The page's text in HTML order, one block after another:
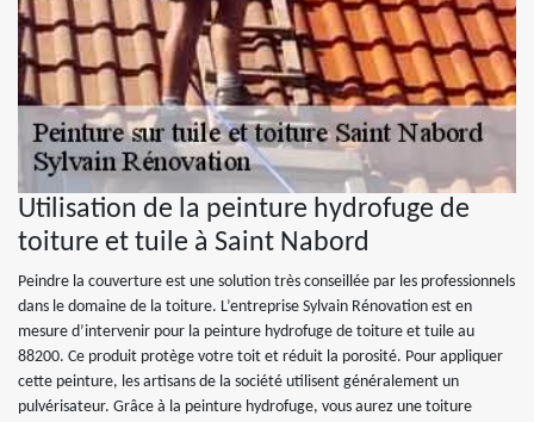
Utilisation de la peinture hydrofuge de
toiture et tuile à Saint Nabord
Peindre la couverture est une solution très conseillée par les professionnels
dans le domaine de la toiture. L’entreprise Sylvain Rénovation est en
mesure d’intervenir pour la peinture hydrofuge de toiture et tuile au
88200. Ce produit protège votre toit et réduit la porosité. Pour appliquer
cette peinture, les artisans de la société utilisent généralement un
pulvérisateur. Grâce à la peinture hydrofuge, vous aurez une toiture